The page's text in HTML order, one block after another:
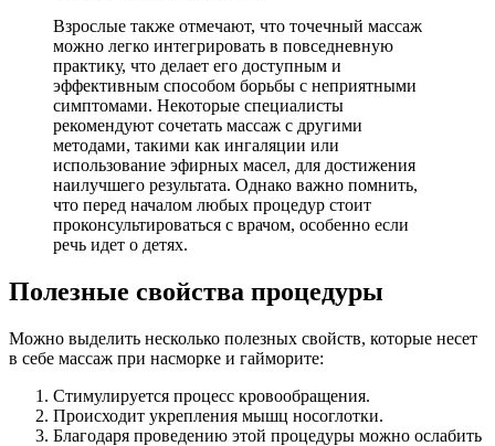
Взрослые также отмечают, что точечный массаж
можно легко интегрировать в повседневную
практику, что делает его доступным и
эффективным способом борьбы с неприятными
симптомами. Некоторые специалисты
рекомендуют сочетать массаж с другими
методами, такими как ингаляции или
использование эфирных масел, для достижения
наилучшего результата. Однако важно помнить,
что перед началом любых процедур стоит
проконсультироваться с врачом, особенно если
речь идет о детях.
Полезные свойства процедуры
Можно выделить несколько полезных свойств, которые несет
в себе массаж при насморке и гайморите:
Стимулируется процесс кровообращения.
Происходит укрепления мышц носоглотки.
Благодаря проведению этой процедуры можно ослабить